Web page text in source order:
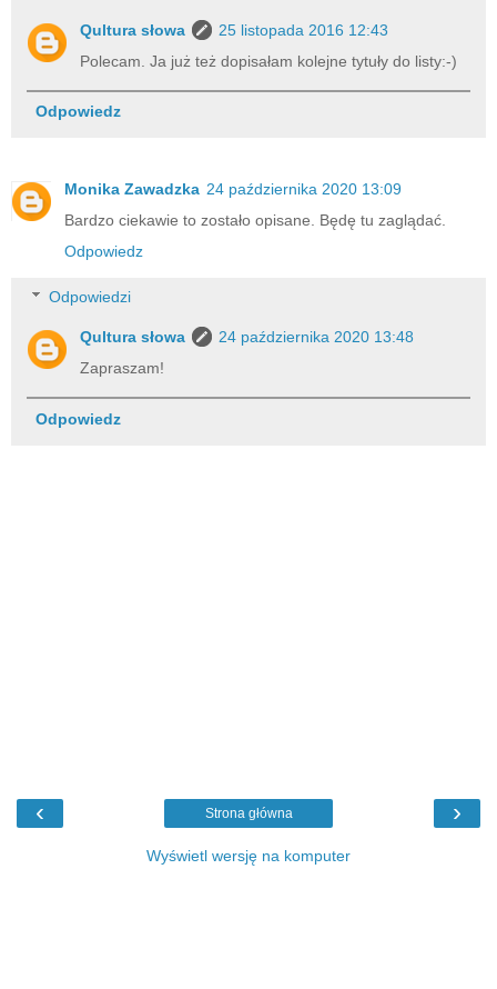
Qultura słowa
25 listopada 2016 12:43
Polecam. Ja już też dopisałam kolejne tytuły do listy:-)
Odpowiedz
Monika Zawadzka 24 października 2020 13:09
Bardzo ciekawie to zostało opisane. Będę tu zaglądać.
Odpowiedz
Odpowiedzi
Qultura słowa
24 października 2020 13:48
Zapraszam!
Odpowiedz
‹ ›
Strona główna
Wyświetl wersję na komputer